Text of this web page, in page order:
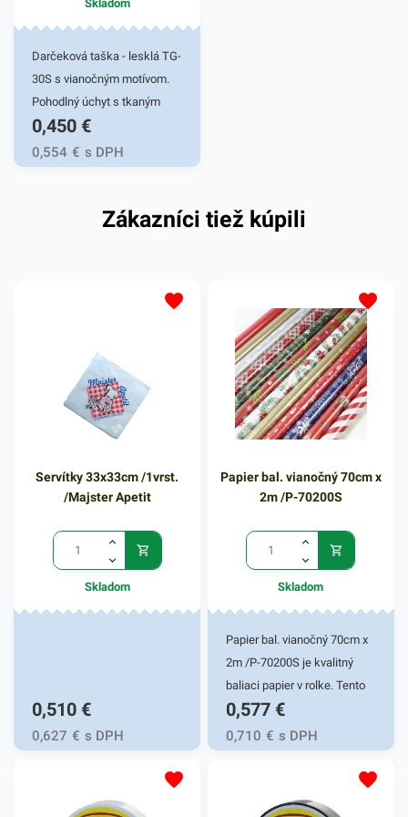
Skladom
Darčeková taška - lesklá TG-
30S s vianočným motívom.
Pohodlný úchyt s tkaným
uchom. Stabilitu zaručí
ploché dno s kvalitným
lepením. Gramáž papiera
darčekových predmetov.
0,450 €
0,554 € s DPH
Zákazníci tiež kúpili
Servítky 33x33cm /1vrst.
/Majster Apetit
Skladom
0,510 €
0,627 € s DPH
Papier bal. vianočný 70cm x
2m /P-70200S
Skladom
Papier bal. vianočný 70cm x
2m /P-70200S je kvalitný
baliaci papier v rolke. Tento
univerzálny obalový materiál
sa vyznačuje svojou
jemnosťou a vianočným
Univerzálny baliaci papier je
0,577 €
0,710 € s DPH